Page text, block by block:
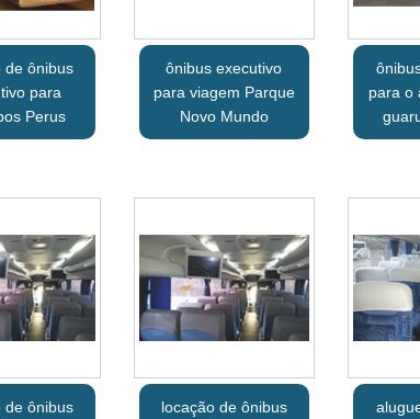
de ônibus
para
Perus
ônibus executivo
para viagem Parque
Novo Mundo
para o
de ônibus
locação de ônibus